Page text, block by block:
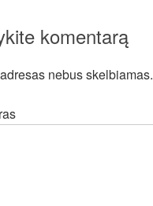
komentarą
nebus skelbiamas.